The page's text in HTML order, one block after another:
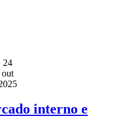
24
out
interno e